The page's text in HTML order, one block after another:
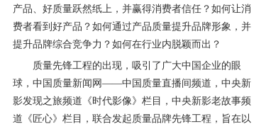
产品、好质量跃然纸上，并赢得消费者信任？如何让消
费者看到好产品？如何通过产品质量提升品牌形象，并
提升品牌综合竞争力？如何在行业内脱颖而出？
质量先锋工程的出现，吸引了广大中国企业的眼
球，中国质量新闻网——中国质量直播间频道，中央新
影发现之旅频道《时代影像》栏目，中央新影老故事频
道《匠心》栏目，联合发起质量品牌先锋工程，旨在以